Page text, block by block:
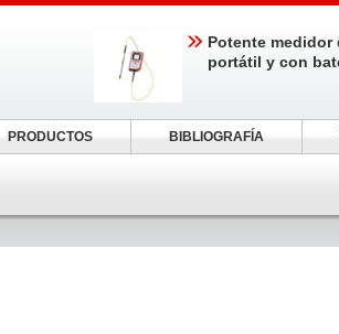
Potente
portátil y con
PRODUCTOS BIBLIOGRAFÍA